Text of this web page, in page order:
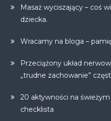
Masaż wyciszający – coś
dziecka.
Wracamy na bloga –
Przeciążony układ
„trudne zachowanie”
20 aktywności na
checklista